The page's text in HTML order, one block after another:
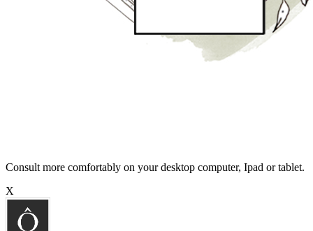
Consult more comfortably on your desktop computer, Ipad or tablet.
X